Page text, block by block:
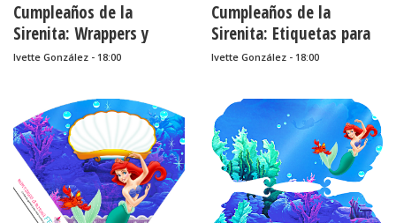
Cumpleaños de la
Sirenita: Wrappers y
Toppers para Cupcakes
Ivette González - 18:00
Cumpleaños de la
Sirenita: Etiquetas para
Candy Bar para Imprimir
Ivette González - 18:00